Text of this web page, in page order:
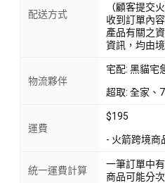
配送方式
（顧客提交
收到訂單內
產品有關之
資訊，均由
物流夥伴
宅配: 黑貓宅
超取: 全家、
運費
$195
- 火箭跨境商
統一運費計算
一筆訂單中
商品可能分